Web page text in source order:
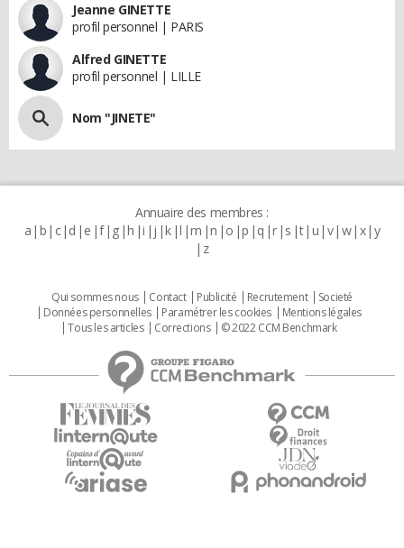
Jeanne GINETTE
profil personnel | PARIS
Alfred GINETTE
profil personnel | LILLE
Nom "JINETE"
Annuaire des membres :
a b c d e f g h i j k l m n o p q r s t u v w x y
z
Qui sommes nous Contact Publicité Recrutement
Societé
Données personnelles
Paramétrer les cookies
Mentions légales
Tous les articles
Corrections © 2022 CCM Benchmark